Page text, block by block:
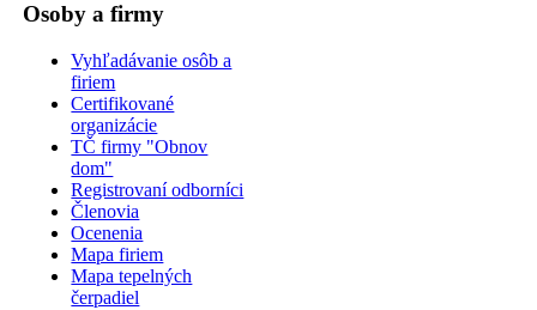
Osoby a firmy
Vyhľadávanie osôb a
firiem
Certifikované
organizácie
TČ firmy "Obnov
dom"
Registrovaní odborníci
Členovia
Ocenenia
Mapa firiem
Mapa tepelných
čerpadiel